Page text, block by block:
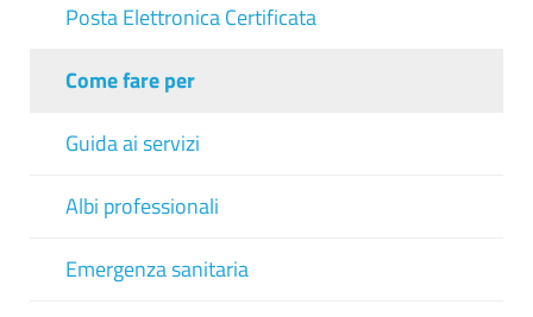
Posta Elettronica Certificata
Come fare per
Guida ai servizi
Albi professionali
Emergenza sanitaria